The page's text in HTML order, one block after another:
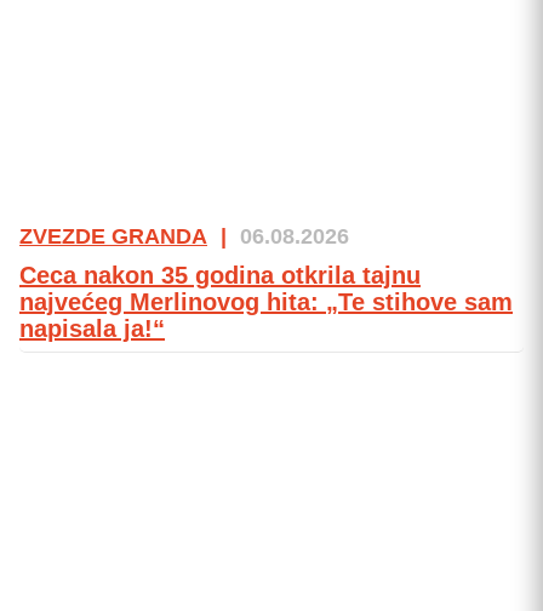
ZVEZDE GRANDA 06.08.2026
Ceca nakon 35 godina otkrila tajnu
najvećeg Merlinovog hita: „Te stihove sam
napisala ja!“